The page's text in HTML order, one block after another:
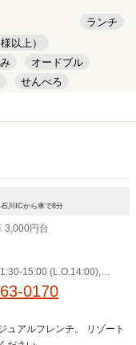
ランチ
以上）
オードブル
せんべろ
川ICから車で8分
3,000円台
15:00 (L.O.14:00),デ
23:00 (L.O.21:00)
0170
ュアルフレンチ。 リゾート